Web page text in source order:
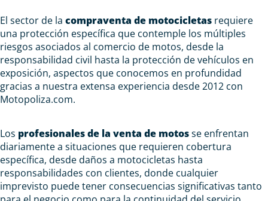
El sector de la compraventa de motocicletas requiere
una protección específica que contemple los múltiples
riesgos asociados al comercio de motos, desde la
responsabilidad civil hasta la protección de vehículos en
exposición, aspectos que conocemos en profundidad
gracias a nuestra extensa experiencia desde 2012 con
Motopoliza.com.
Los profesionales de la venta de motosse enfrentan
diariamente a situaciones que requieren cobertura
específica, desde daños a motocicletas hasta
responsabilidades con clientes, donde cualquier
imprevisto puede tener consecuencias significativas tanto